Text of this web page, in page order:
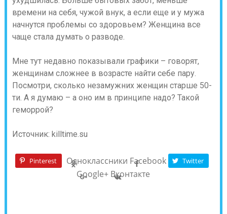
времени на себя, чужой внук, а если еще и у мужа
начнутся проблемы со здоровьем? Женщина все
чаще стала думать о разводе.
Мне тут недавно показывали графики – говорят,
женщинам сложнее в возрасте найти себе пару.
Посмотри, сколько незамужних женщин старше 50-
ти. А я думаю – а оно им в принципе надо? Такой
геморрой?
Источник: killtime.su
Pinterest Одноклассники Facebook Twitter
Google+ Вконтакте